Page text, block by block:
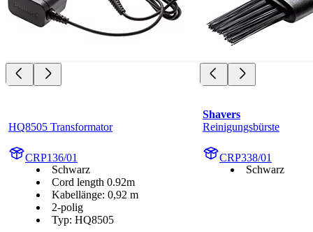
HQ8505 Transformator
CRP136/01
Schwarz
Cord length 0.92m
Kabellänge: 0,92 m
2-polig
Typ: HQ8505
Shavers
Reinigungsbürste
CRP338/01
Schwarz